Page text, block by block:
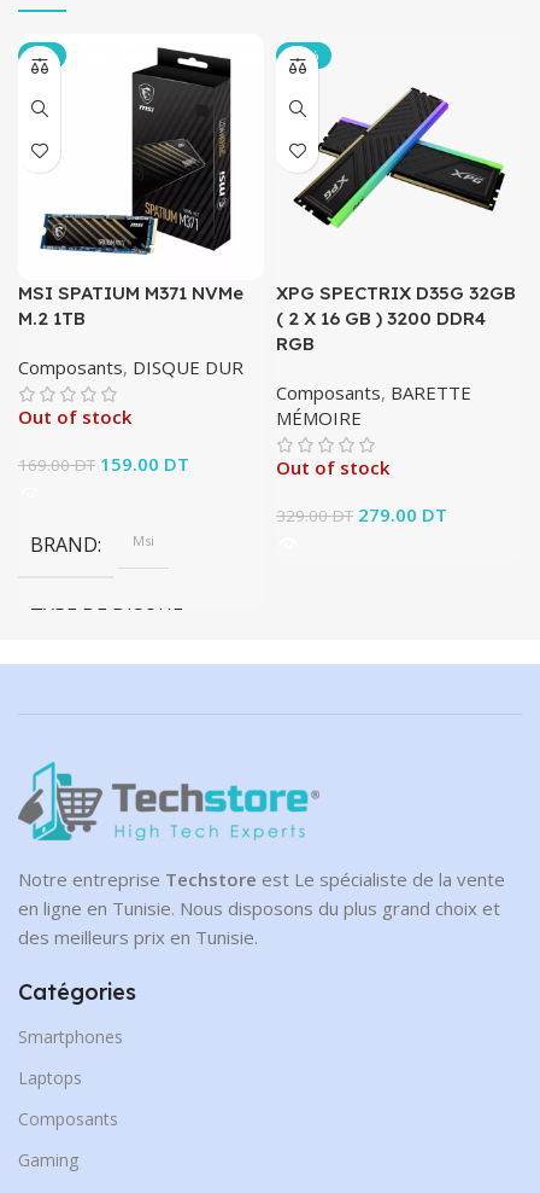
-6%
MSI SPATIUM M371 NVMe
M.2 1TB
Composants, DISQUE DUR
Out of stock
169.00DT Le prix initial était :
159.00 DT
159.00 DT.
BRAND Msi
TYPE DE DISQUE
1 To
-15%
XPG SPECTRIX D35G 32GB
( 2 X 16 GB ) 3200 DDR4
RGB
Composants, BARETTE
MÉMOIRE
Out of stock
329.00DT Le prix initial était :
279.00 DT
Notre entreprise Techstore est Le spécialiste de la vente
en ligne en Tunisie. Nous disposons du plus grand choix et
des meilleurs prix en Tunisie.
Catégories
Smartphones
Laptops
Composants
Gaming